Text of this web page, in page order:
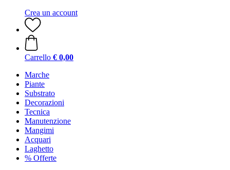
Crea un account
Carrello € 0,00
Marche
Piante
Substrato
Decorazioni
Tecnica
Manutenzione
Mangimi
Acquari
Laghetto
% Offerte